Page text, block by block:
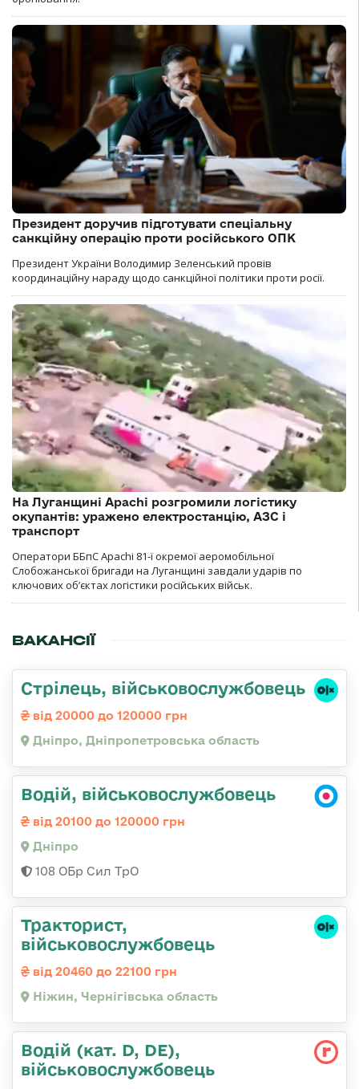
Президент доручив підготувати спеціальну
санкційну операцію проти російського ОПК
Президент України Володимир Зеленський провів
координаційну нараду щодо санкційної політики проти росії.
На Луганщині Apachi розгромили логістику
окупантів: уражено електростанцію, АЗС і
транспорт
Оператори ББпС Apachi 81-ї окремої аеромобільної
Слобожанської бригади на Луганщині завдали ударів по
ключових об’єктах логістики російських військ.
ВАКАНСІЇ
Стрілець, військовослужбовець
від 20000 до 120000 грн
Дніпро, Дніпропетровська область
Водій, військовослужбовець
від 20100 до 120000 грн
Дніпро
108 ОБр Сил ТрО
Тракторист,
військовослужбовець
від 20460 до 22100 грн
Ніжин, Чернігівська область
Водій (кат. D, DE),
військовослужбовець